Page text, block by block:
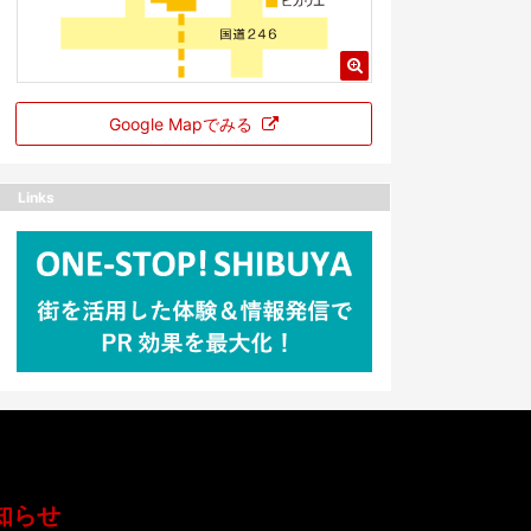
Google Mapでみる
Links
らせ